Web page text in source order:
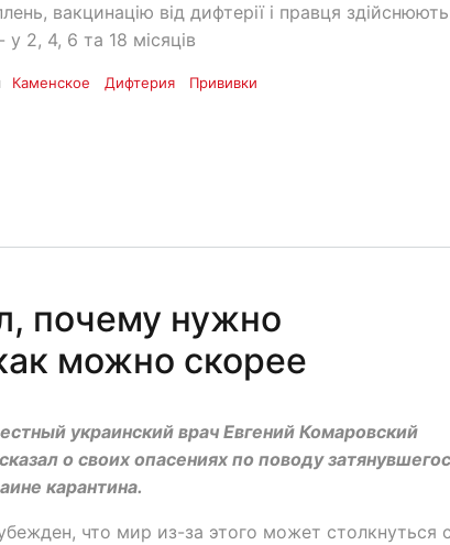
вакцинацію від дифтерії і правця
2, 4, 6 та 18 місяців
Каменское Дифтерия Прививки
почему нужно
можно скорее
украинский врач Евгений Комаровский
о своих опасениях по поводу
карантина.
что мир из-за этого может столкнуться